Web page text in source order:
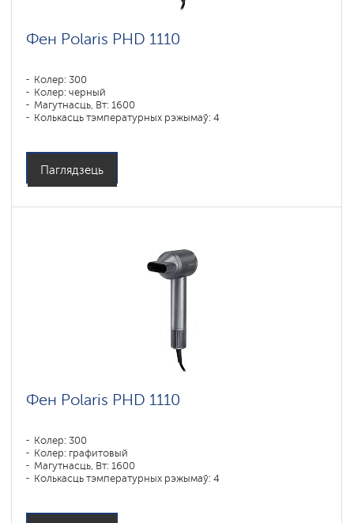
Фен Polaris PHD 1110
Колер: 300
Колер: черный
Магутнасць, Вт: 1600
Колькасць тэмпературных рэжымаў: 4
Паглядзець
Фен Polaris PHD 1110
Колер: 300
Колер: графитовый
Магутнасць, Вт: 1600
Колькасць тэмпературных рэжымаў: 4